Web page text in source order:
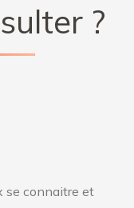
?
se connaitre et